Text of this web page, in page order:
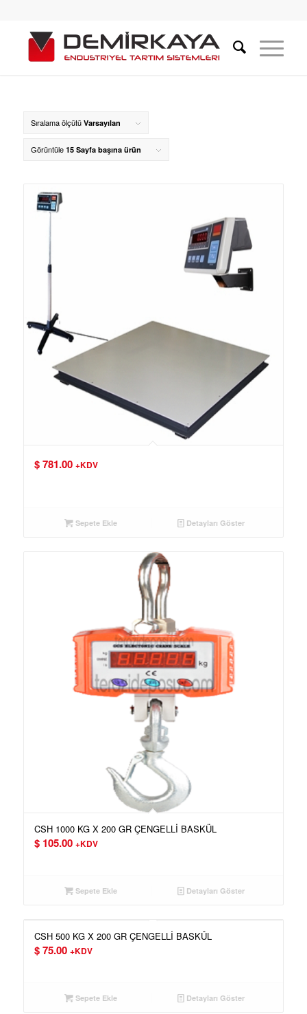
Sıralama ölçütü Varsayılan
Görüntüle 15 Sayfa başına ürün
$781.00 +KDV
Sepete Ekle Detayları Göster
CSH 1000 KG X 200 GR ÇENGELLİ BASKÜL
$105.00 +KDV
Sepete Ekle Detayları Göster
CSH 500 KG X 200 GR ÇENGELLİ BASKÜL
$75.00 +KDV
Sepete Ekle Detayları Göster